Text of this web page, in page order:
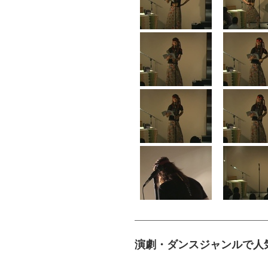
演劇・ダンスジャンルで人